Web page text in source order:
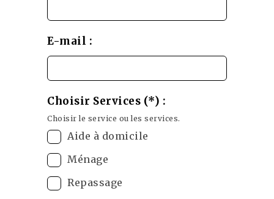
E-mail :
Choisir Services (*) :
Choisir le service ou les services.
Aide à domicile
Ménage
Repassage